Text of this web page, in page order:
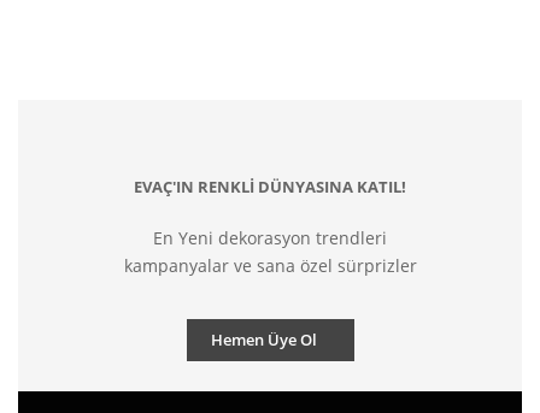
EVAÇ'IN RENKLİ DÜNYASINA KATIL!
En Yeni dekorasyon trendleri
kampanyalar ve sana özel sürprizler
Hemen Üye Ol